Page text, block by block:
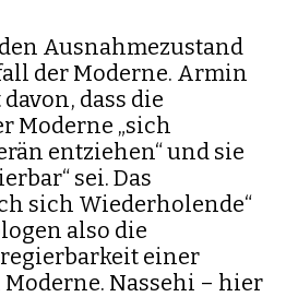
Ausnahmezu­stand
der Moderne. Armin
dass die
Moderne „sich
ent­ziehen“ und sie
sei. Das
sich Wiederholende“
also die
einer
Nassehi – hier